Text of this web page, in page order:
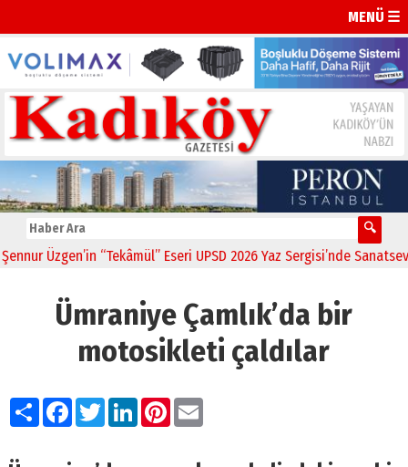
MENÜ ☰
Üzgen’in “Tekâmül” Eseri UPSD 2026 Yaz Sergisi’nde
Ümraniye Çamlık’da bir
motosikleti çaldılar
PaylaşFacebook
TwitterLinkedIn
Pinterest
Email